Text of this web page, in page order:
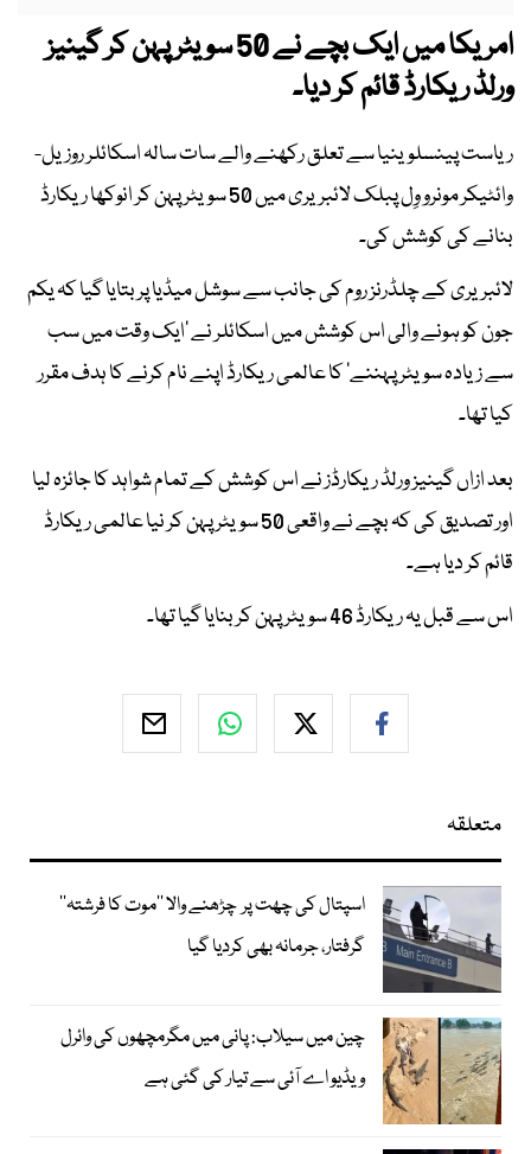
امریکا میں ایک بچے نے 50 سویٹر پہن کر گینیز
ورلڈ ریکارڈ قائم کر دیا۔
ریاست پینسلوینیا سے تعلق رکھنے والے سات سالہ اسکائلر روزیل-
وائٹیکر مونرو وِل پبلک لائبریری میں 50 سویٹر پہن کر انوکھا ریکارڈ
بنانے کی کوشش کی۔
لائبریری کے چلڈرنز روم کی جانب سے سوشل میڈیا پر بتایا گیا کہ یکم
جون کو ہونے والی اس کوشش میں اسکائلر نے ’ایک وقت میں سب
سے زیادہ سویٹر پہننے‘ کا عالمی ریکارڈ اپنے نام کرنے کا ہدف مقرر
کیا تھا۔
بعد ازاں گینیز ورلڈ ریکارڈز نے اس کوشش کے تمام شواہد کا جائزہ لیا
اور تصدیق کی کہ بچے نے واقعی 50 سویٹر پہن کر نیا عالمی ریکارڈ
قائم کر دیا ہے۔
اس سے قبل یہ ریکارڈ 46 سویٹر پہن کر بنایا گیا تھا۔
متعلقہ
اسپتال کی چھت پر چڑھنے والا ’’موت کا فرشتہ‘‘
گرفتار، جرمانہ بھی کردیا گیا
چین میں سیلاب: پانی میں مگرمچھوں کی وائرل
ویڈیو اے آئی سے تیار کی گئی ہے